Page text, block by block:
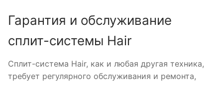
Гарантия и обслуживание
сплит-системы Hair
Сплит-система Hair, как и любая другая техника,
требует регулярного обслуживания и ремонта,